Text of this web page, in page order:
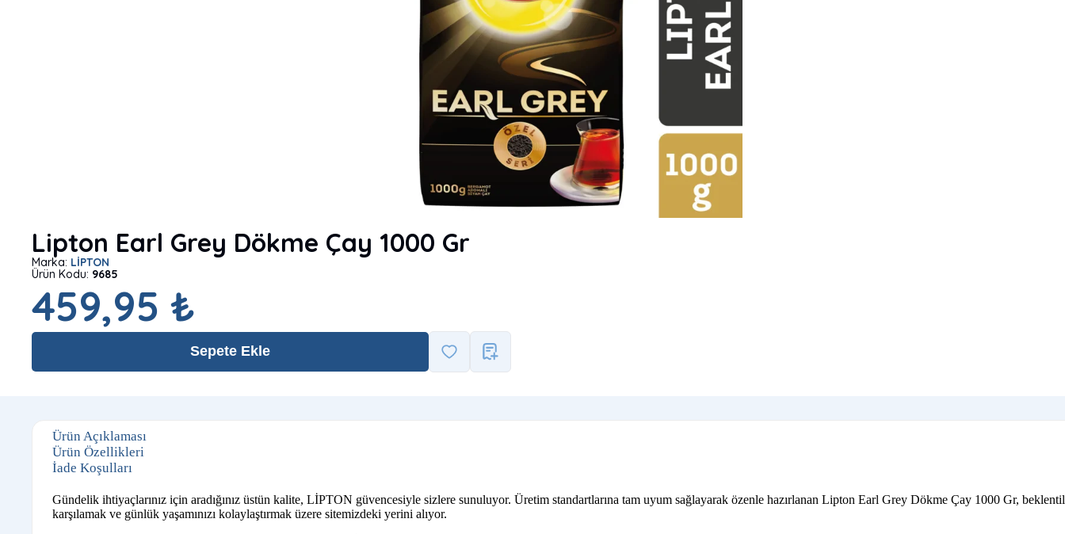
Lipton Earl Grey Dökme Çay 1000 Gr
Marka: LİPTON
Ürün Kodu: 9685
459,95 ₺
Sepete Ekle
Ürün Açıklaması
Ürün Özellikleri
İade Koşulları
Gündelik ihtiyaçlarınız için aradığınız üstün kalite, LİPTON güvencesiyle sizlere sunuluyor. Üretim standartlarına tam uyum sağlayarak özenle hazırlanan Lipton Earl Grey Dökme Çay 1000 Gr,
karşılamak ve günlük yaşamınızı kolaylaştırmak üzere sitemizdeki yerini alıyor.